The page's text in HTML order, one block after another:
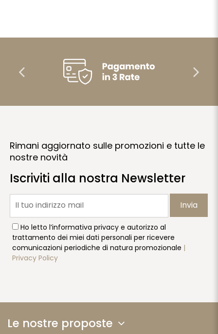
Rimani aggiornato sulle promozioni e tutte le
nostre novità
Iscriviti alla nostra Newsletter
Invia
Ho letto l’informativa privacy e autorizzo al
trattamento dei miei dati personali per ricevere
comunicazioni periodiche di natura promozionale |
Privacy Policy
Le nostre proposte